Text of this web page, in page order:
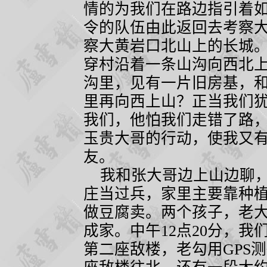
情的为我们在路边指引着
令的队伍由此返回去考察
察大黄岩口北山上的长城
穿村沿着一条山沟向西北
沟里，见有一片旧房基，
里再向西上山？正当我们
我们，他怕我们走错了路
玉贵大哥的行动，使我又
友。
我和张大哥边上山边聊
庄当过兵，家里主要靠种
做豆腐卖。两个孩子，老
成家。中午12点20分，我
第二座敌楼，老勾用 GPS